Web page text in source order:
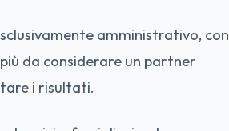
amministrativo, con
da considerare un partner
i risultati.